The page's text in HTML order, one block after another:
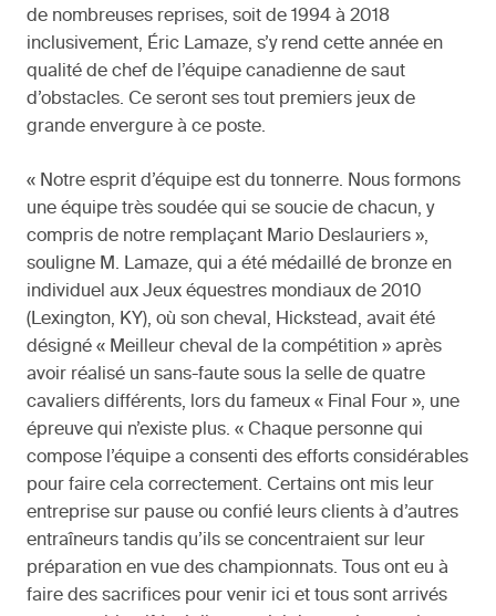
de nombreuses reprises, soit de 1994 à 2018
inclusivement, Éric Lamaze, s’y rend cette année en
qualité de chef de l’équipe canadienne de saut
d’obstacles. Ce seront ses tout premiers jeux de
grande envergure à ce poste.
« Notre esprit d’équipe est du tonnerre. Nous formons
une équipe très soudée qui se soucie de chacun, y
compris de notre remplaçant Mario Deslauriers »,
souligne M. Lamaze, qui a été médaillé de bronze en
individuel aux Jeux équestres mondiaux de 2010
(Lexington, KY), où son cheval, Hickstead, avait été
désigné « Meilleur cheval de la compétition » après
avoir réalisé un sans-faute sous la selle de quatre
cavaliers différents, lors du fameux « Final Four », une
épreuve qui n’existe plus. « Chaque personne qui
compose l’équipe a consenti des efforts considérables
pour faire cela correctement. Certains ont mis leur
entreprise sur pause ou confié leurs clients à d’autres
entraîneurs tandis qu’ils se concentraient sur leur
préparation en vue des championnats. Tous ont eu à
faire des sacrifices pour venir ici et tous sont arrivés